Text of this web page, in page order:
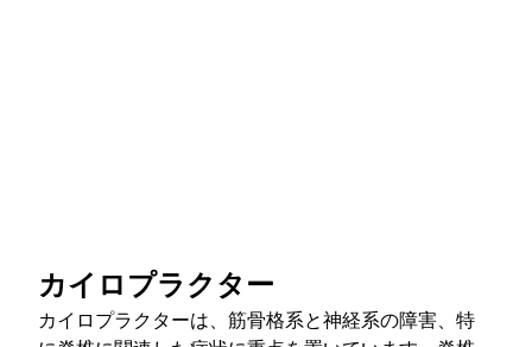
カイロプラクター
カイロプラクターは、筋骨格系と神経系の障害、特